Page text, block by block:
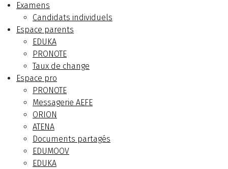
Examens
Candidats individuels
Espace parents
EDUKA
PRONOTE
Taux de change
Espace pro
PRONOTE
Messagerie AEFE
ORION
ATENA
Documents partagés
EDUMOOV
EDUKA